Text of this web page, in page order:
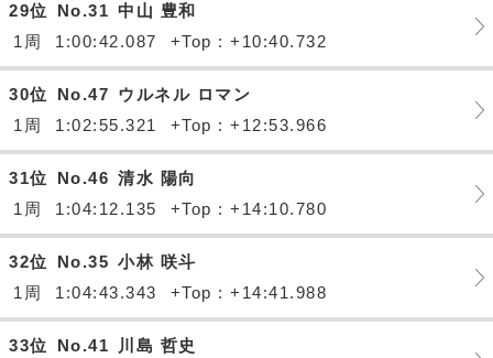
29位 No.31 中山 豊和
1周
1:00:42.087 +Top : +10:40.732
30位 No.47 ウルネル ロマン
1周
1:02:55.321 +Top : +12:53.966
31位 No.46 清水 陽向
1周
1:04:12.135 +Top : +14:10.780
32位 No.35 小林 咲斗
1周
1:04:43.343 +Top : +14:41.988
33位 No.41
川島 哲史